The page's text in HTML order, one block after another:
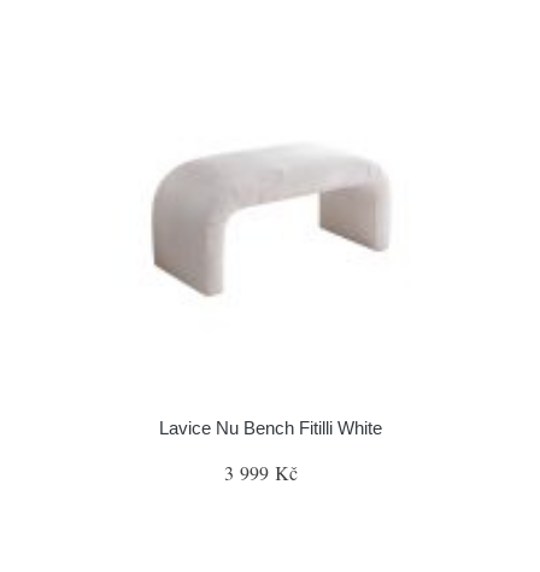
Lavice Nu Bench Fitilli White
3 999 Kč